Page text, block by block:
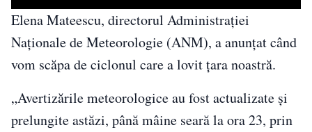
Elena Mateescu, directorul Administrației
Naționale de Meteorologie (ANM), a anunţat când
vom scăpa de ciclonul care a lovit ţara noastră.
„Avertizările meteorologice au fost actualizate şi
prelungite astăzi, până mâine seară la ora 23, prin